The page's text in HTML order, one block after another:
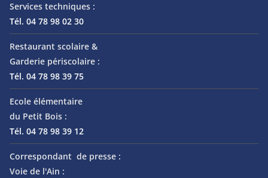
Services techniques :
Tél. 04 78 98 02 30
Restaurant scolaire &
Garderie périscolaire :
Tél. 04 78 98 39 75
Ecole élémentaire
du Petit Bois :
Tél. 04 78 98 39 12
Correspondant de presse :
Voie de l'Ain :